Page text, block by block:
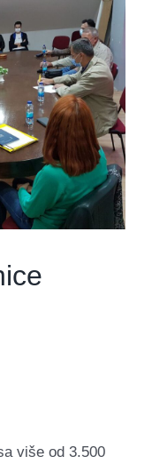
više od 3.500